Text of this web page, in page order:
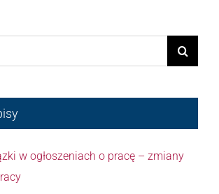
w ogłoszeniach o pracę – zmiany